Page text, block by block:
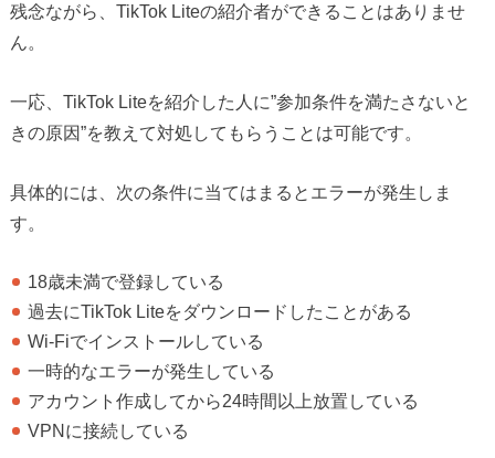
残念ながら、TikTok Liteの紹介者ができることはありませ
ん。
一応、TikTok Liteを紹介した人に”参加条件を満たさないと
きの原因”を教えて対処してもらうことは可能です。
具体的には、次の条件に当てはまるとエラーが発生しま
す。
18歳未満で登録している
過去にTikTok Liteをダウンロードしたことがある
Wi-Fiでインストールしている
一時的なエラーが発生している
アカウント作成してから24時間以上放置している
VPNに接続している